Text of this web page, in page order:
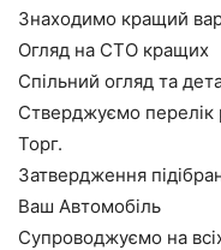
Знаходимо кращий
Огляд на СТО кращих
Спільний огляд та
Стверджуємо перелік
Торг.
Затвердження
Ваш Автомобіль
Супроводжуємо на